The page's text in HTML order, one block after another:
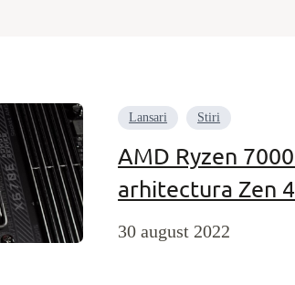
Lansari Stiri
AMD Ryzen
arhitectura Zen
30 august 2022